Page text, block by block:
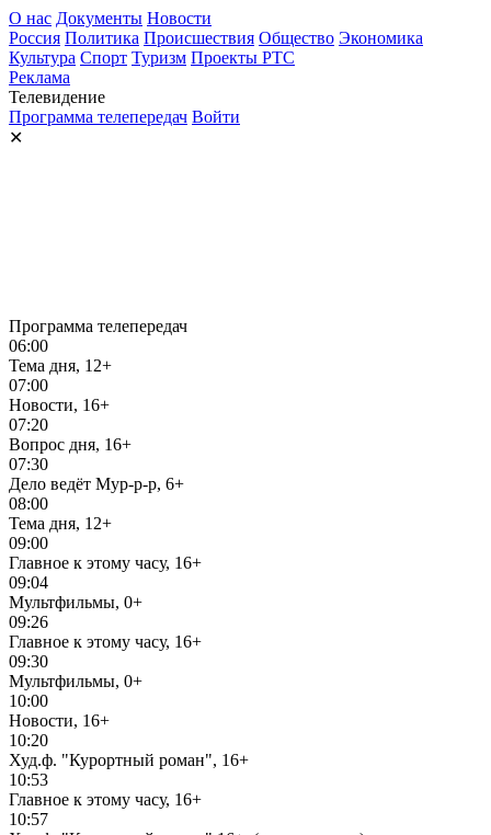
О нас Документы Новости
Россия Политика Происшествия Общество Экономика
Культура Спорт Туризм Проекты РТС
Реклама
Телевидение
Программа телепередач Войти
✕
Программа телепередач
06:00
Тема дня, 12+
07:00
Новости, 16+
07:20
Вопрос дня, 16+
07:30
Дело ведёт Мур-р-р, 6+
08:00
Тема дня, 12+
09:00
Главное к этому часу, 16+
09:04
Мультфильмы, 0+
09:26
Главное к этому часу, 16+
09:30
Мультфильмы, 0+
10:00
Новости, 16+
10:20
Худ.ф. "Курортный роман", 16+
10:53
Главное к этому часу, 16+
10:57